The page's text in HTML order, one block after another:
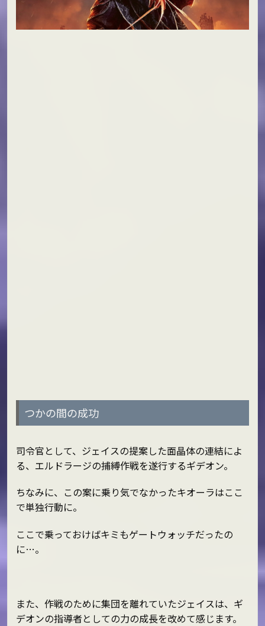
つかの間の成功
司令官として、ジェイスの提案した面晶体の連結によ
る、エルドラージの捕縛作戦を遂行するギデオン。
ちなみに、この案に乗り気でなかったキオーラはここ
で単独行動に。
ここで乗っておけばキミもゲートウォッチだったの
に…。
また、作戦のために集団を離れていたジェイスは、ギ
デオンの指導者としての力の成長を改めて感じます。